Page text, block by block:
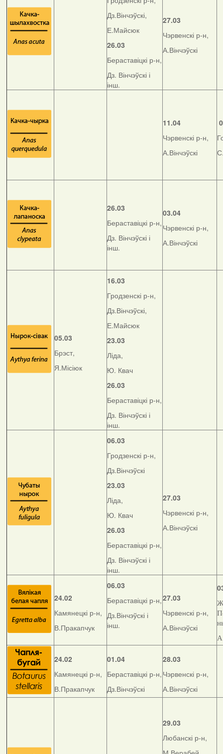
Дз.Вінчэўскі,
Е.Майсюк
26.03
Бераставіцкі р-н,
Дз. Вінчэўскі і
інш.
27.03
Чэрвенскі р-н,
А.Вінчэўскі
11.04
Чэрвенскі р-н,
А.Вінчэўскі
26.03
Бераставіцкі р-н,
Дз. Вінчэўскі і
інш.
03.04
Чэрвенскі р-н,
А.Вінчэўскі
05.03
Брэст,
Я.Місіюк
16.03
Гродзенскі р-н,
Дз.Вінчэўскі,
Е.Майсюк
23.03
Ліда,
Ю. Квач
26.03
Бераставіцкі р-н,
Дз. Вінчэўскі і
інш.
06.03
Гродзенскі р-н,
Дз.Вінчэўскі
23.03
Ліда,
Ю. Квач
26.03
Бераставіцкі р-н,
Дз. Вінчэўскі і
інш.
27.03
Чэрвенскі р-н,
А.Вінчэўскі
24.02
Камянецкі р-н,
В.Пракапчук
06.03
Бераставіцкі р-н,
Дз.Вінчэўскі і
інш.
27.03
Чэрвенскі р-н,
А.Вінчэўскі
24.02
Камянецкі р-н,
В.Пракапчук
01.04
Бераставіцкі р-н,
Дз.Вінчэўскі
28.03
Чэрвенскі р-н,
А.Вінчэўскі
29.03
Любанскі р-н,